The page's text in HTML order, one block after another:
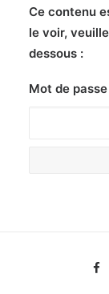
Ce contenu
le voir,
dessous :
Mot de